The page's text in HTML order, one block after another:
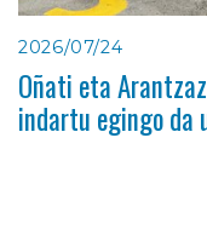
2026/07/24
Oñati eta
indartu egingo da